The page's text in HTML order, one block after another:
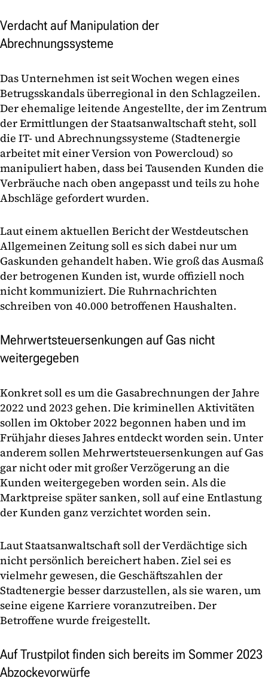
Verdacht auf Manipulation der
Abrechnungssysteme
Das Unternehmen ist seit Wochen wegen eines
Betrugsskandals überregional in den Schlagzeilen.
Der ehemalige leitende Angestellte, der im Zentrum
der Ermittlungen der Staatsanwaltschaft steht, soll
die IT- und Abrechnungssysteme (Stadtenergie
arbeitet mit einer Version von Powercloud) so
manipuliert haben, dass bei Tausenden Kunden die
Verbräuche nach oben angepasst und teils zu hohe
Abschläge gefordert wurden.
Laut einem aktuellen Bericht der Westdeutschen
Allgemeinen Zeitung soll es sich dabei nur um
Gaskunden gehandelt haben. Wie groß das Ausmaß
der betrogenen Kunden ist, wurde offiziell noch
nicht kommuniziert. Die Ruhrnachrichten
schreiben von 40.000 betroffenen Haushalten.
Mehrwertsteuersenkungen auf Gas nicht
weitergegeben
Konkret soll es um die Gasabrechnungen der Jahre
2022 und 2023 gehen. Die kriminellen Aktivitäten
sollen im Oktober 2022 begonnen haben und im
Frühjahr dieses Jahres entdeckt worden sein. Unter
anderem sollen Mehrwertsteuersenkungen auf Gas
gar nicht oder mit großer Verzögerung an die
Kunden weitergegeben worden sein. Als die
Marktpreise später sanken, soll auf eine Entlastung
der Kunden ganz verzichtet worden sein.
Laut Staatsanwaltschaft soll der Verdächtige sich
nicht persönlich bereichert haben. Ziel sei es
vielmehr gewesen, die Geschäftszahlen der
Stadtenergie besser darzustellen, als sie waren, um
seine eigene Karriere voranzutreiben. Der
Betroffene wurde freigestellt.
Auf Trustpilot finden sich bereits im Sommer 2023
Abzockevorwürfe